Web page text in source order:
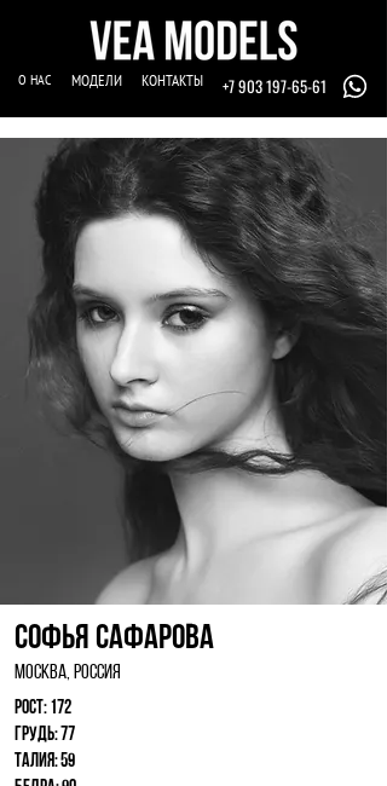
О НАС МОДЕЛИ КОНТАКТЫ +7 903 197-65-61
Софья Сафарова
Москва, Россия
Рост: 172
Грудь: 77
Талия: 59